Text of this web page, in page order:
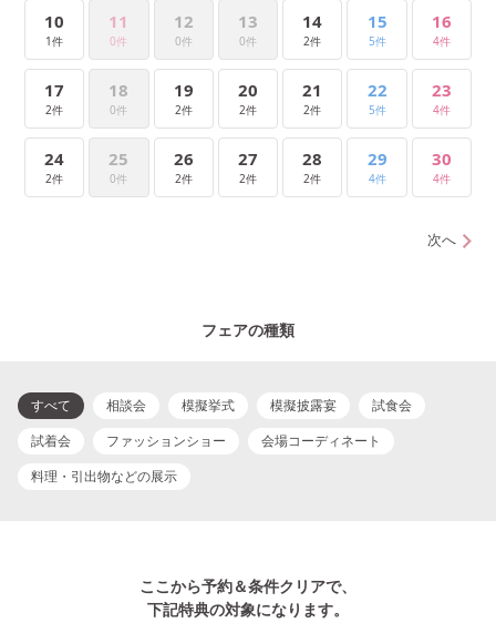
10
1件
11
0件
12
0件
13
0件
14
2件
15
5件
16
4件
17
2件
18
0件
19
2件
20
2件
21
2件
22
5件
23
4件
24
2件
25
0件
26
2件
27
2件
28
2件
29
4件
30
4件
次へ
フェアの種類
すべて 相談会 模擬挙式 模擬披露宴
試食会
試着会
ファッションショー
会場コーディネート
料理・引出物などの展示
ここから予約＆条件クリアで、
下記特典の対象になります。